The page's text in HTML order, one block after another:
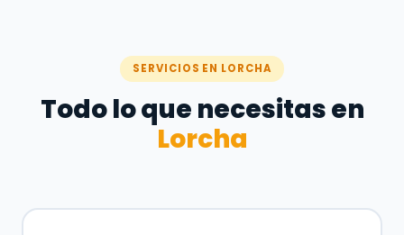
SERVICIOS EN LORCHA
Todo lo que necesitas en
Lorcha